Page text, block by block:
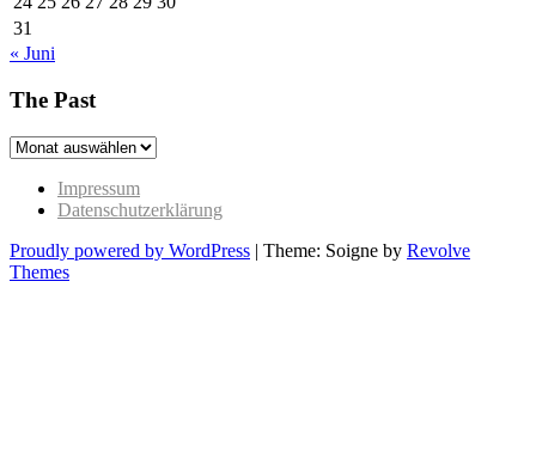
31
« Juni
The Past
The
Impressum
Datenschutzerklärung
Proudly powered by WordPress | Theme: Soigne by Revolve
Themes